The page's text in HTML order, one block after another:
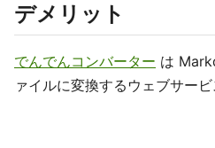
デメリット
でんでんコンバーター は
ァイルに変換するウェブサービ